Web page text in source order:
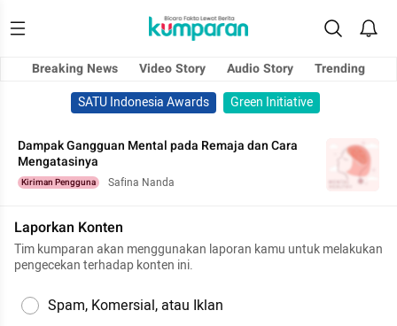
Breaking News Video Story Audio Story
Trending
SATU Indonesia Awards
Green Initiative
Dampak Gangguan Mental pada Remaja dan Cara
Mengatasinya
Kiriman Pengguna Safina Nanda
Laporkan Konten
Tim kumparan akan menggunakan laporan kamu untuk melakukan
pengecekan terhadap konten ini.
Spam, Komersial, atau Iklan